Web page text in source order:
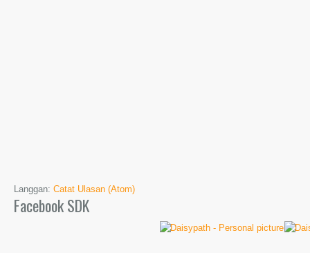
Langgan: Catat Ulasan (Atom)
Facebook SDK